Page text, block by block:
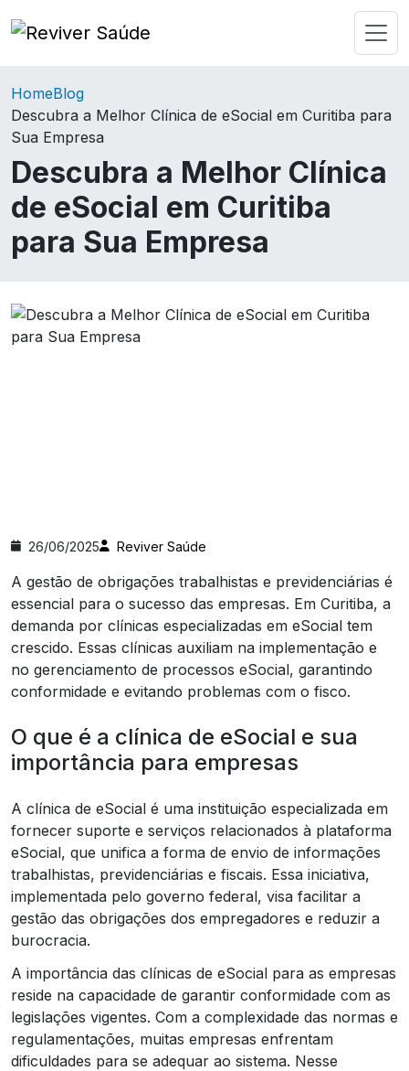
HomeBlog
Descubra a Melhor Clínica de eSocial em Curitiba para
Sua Empresa
Descubra a Melhor Clínica
de eSocial em Curitiba
para Sua Empresa
26/06/2025 Reviver Saúde
A gestão de obrigações trabalhistas e previdenciárias é
essencial para o sucesso das empresas. Em Curitiba, a
demanda por clínicas especializadas em eSocial tem
crescido. Essas clínicas auxiliam na implementação e
no gerenciamento de processos eSocial, garantindo
conformidade e evitando problemas com o fisco.
O que é a clínica de eSocial e sua
importância para empresas
A clínica de eSocial é uma instituição especializada em
fornecer suporte e serviços relacionados à plataforma
eSocial, que unifica a forma de envio de informações
trabalhistas, previdenciárias e fiscais. Essa iniciativa,
implementada pelo governo federal, visa facilitar a
gestão das obrigações dos empregadores e reduzir a
burocracia.
A importância das clínicas de eSocial para as empresas
reside na capacidade de garantir conformidade com as
legislações vigentes. Com a complexidade das normas e
regulamentações, muitas empresas enfrentam
dificuldades para se adequar ao sistema. Nesse